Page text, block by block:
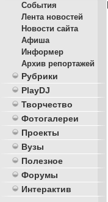
События
Лента новостей
Новости сайта
Афиша
Информер
Архив репортажей
Рубрики
PlayDJ
Творчество
Фотогалереи
Проекты
Вузы
Полезное
Форумы
Интерактив